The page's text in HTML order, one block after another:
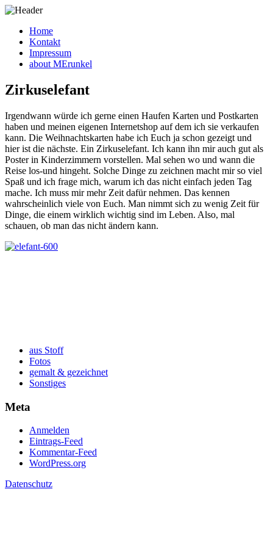
Home
Kontakt
Impressum
about MErunkel
Zirkuselefant
Irgendwann würde ich gerne einen Haufen Karten und Postkarten
haben und meinen eigenen Internetshop auf dem ich sie verkaufen
kann. Die Weihnachtskarten habe ich Euch ja schon gezeigt und
hier ist die nächste. Ein Zirkuselefant. Ich kann ihn mir auch gut als
Poster in Kinderzimmern vorstellen. Mal sehen wo und wann die
Reise los-und hingeht. Solche Dinge zu zeichnen macht mir so viel
Spaß und ich frage mich, warum ich das nicht einfach jeden Tag
mache. Ich muss mir mehr Zeit dafür nehmen. Das kennen
wahrscheinlich viele von Euch. Man nimmt sich zu wenig Zeit für
Dinge, die einem wirklich wichtig sind im Leben. Also, mal
schauen, ob man das nicht ändern kann.
aus Stoff
Fotos
gemalt & gezeichnet
Sonstiges
Meta
Anmelden
Eintrags-Feed
Kommentar-Feed
WordPress.org
Datenschutz